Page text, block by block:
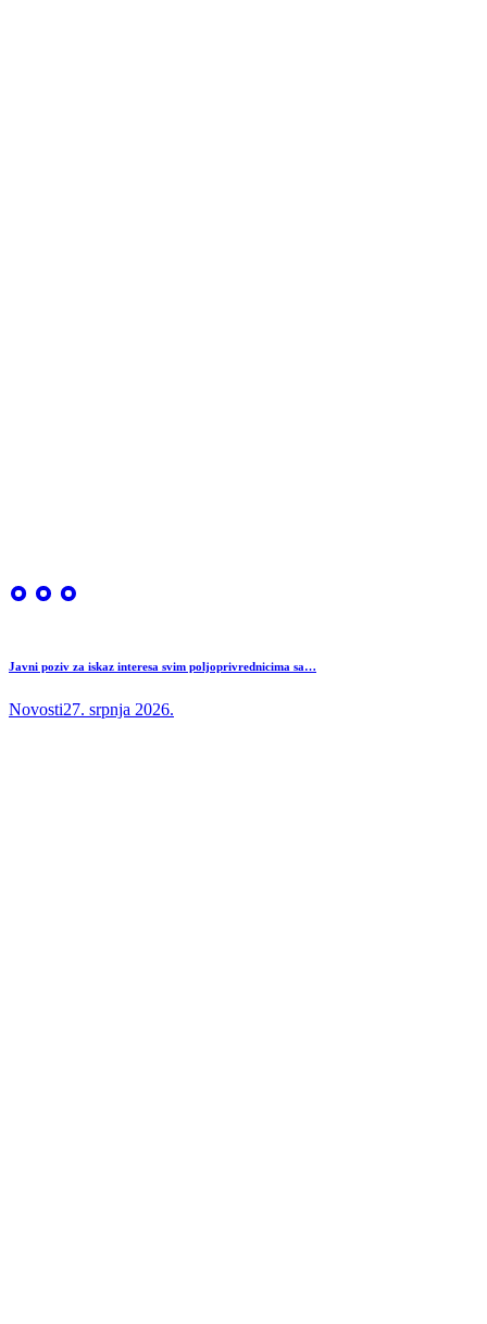
Javni poziv za iskaz interesa svim poljoprivrednicima sa…
Novosti27. srpnja 2026.